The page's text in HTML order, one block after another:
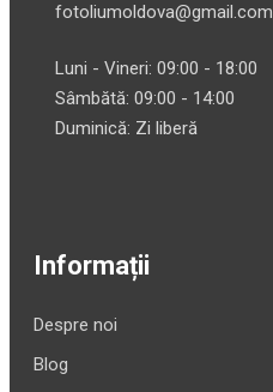
fotoliumoldova@gmail.com
Luni - Vineri: 09:00 - 18:00
Sâmbătă: 09:00 - 14:00
Duminică: Zi liberă
Informații
Despre noi
Blog